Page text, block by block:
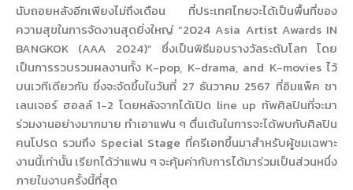
นับถอยหลังอีกเพียงไม่ถึงเดือน ที่ประเทศไทยจะได้เป็นพื้นที่ของ
ความสุขในการจัดงานสุดยิ่งใหญ่ “2024 Asia Artist Awards IN
BANGKOK (AAA 2024)” ซึ่งเป็นพิธีมอบรางวัลระดับโลก โดย
เป็นการรวบรวมผลงานทั้ง K-pop, K-drama, and K-movies ไว้
บนเวทีเดียวกัน ซึ่งจะจัดขึ้นในวันที่ 27 ธันวาคม 2567 ที่อิมแพ็ค ชา
เลนเจอร์ ฮอลล์ 1-2 โดยหลังจากได้เปิด line up ทัพศิลปินที่จะมา
ร่วมงานอย่างมากมาย ทำเอาแฟน ๆ ตื่นเต้นในการจะได้พบกับศิลปิน
คนโปรด รวมถึง Special Stage ที่ครีเอทขึ้นมาสำหรับผู้ชมเฉพาะ
งานนี้เท่านั้น เรียกได้ว่าแฟน ๆ จะคุ้มค่ากับการได้มาร่วมเป็นส่วนหนึ่ง
ภายในงานครั้งนี้ที่สุด